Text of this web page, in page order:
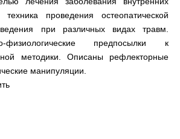
и неотложной помощи
и инструментальных
проведения остеопатической
при различных видах травм.
физиологические предпосылки к
методики. Описаны рефлекторные
манипуляции.